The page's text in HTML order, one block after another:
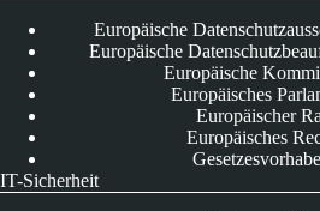
Europäische
Europäische
Europäische
Europäisches
Europäischer
Europäisches
IT-Sicherheit